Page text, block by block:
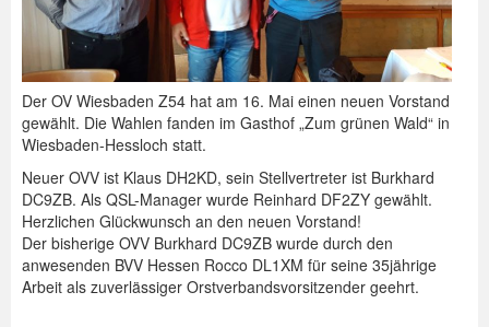
Der OV Wiesbaden Z54 hat am 16. Mai einen neuen Vorstand
gewählt. Die Wahlen fanden im Gasthof „Zum grünen Wald“ in
Wiesbaden-Hessloch statt.
Neuer OVV ist Klaus DH2KD, sein Stellvertreter ist Burkhard
DC9ZB. Als QSL-Manager wurde Reinhard DF2ZY gewählt.
Herzlichen Glückwunsch an den neuen Vorstand!
Der bisherige OVV Burkhard DC9ZB wurde durch den
anwesenden BVV Hessen Rocco DL1XM für seine 35jährige
Arbeit als zuverlässiger Orstverbandsvorsitzender geehrt.